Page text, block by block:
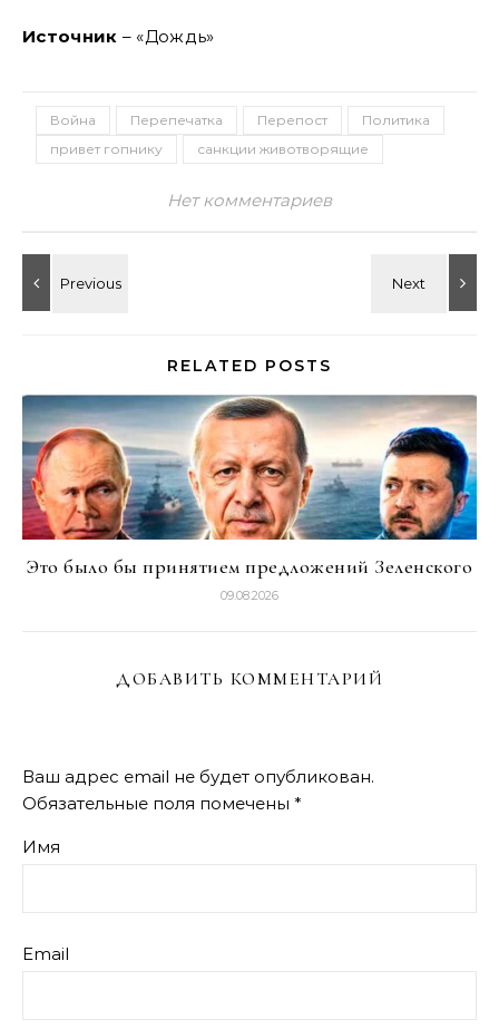
Источник – «Дождь»
Война Перепечатка Перепост
Политика
привет гопнику
санкции животворящие
Нет комментариев
RELATED POSTS
Это было бы принятием предложений Зеленского
09.08.2026
ДОБАВИТЬ КОММЕНТАРИЙ
Ваш адрес email не будет опубликован.
Обязательные поля помечены *
Имя
Email